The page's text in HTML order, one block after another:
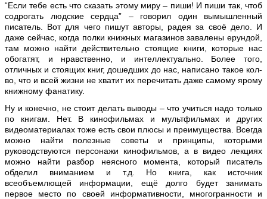
“Если тебе есть что сказать этому миру – пиши! И пиши так, чтоб
содрогать людские сердца” – говорил один вымышленный
писатель. Вот для чего пишут авторы, радея за своё дело. И
даже сейчас, когда полки книжных магазинов завалены ерундой,
там можно найти действительно стоящие книги, которые нас
обогатят, и нравственно, и интеллектуально. Более того,
отличных и стоящих книг, дошедших до нас, написано такое кол-
во, что и всей жизни не хватит их перечитать даже самому ярому
книжному фанатику.
Ну и конечно, не стоит делать выводы – что учиться надо только
по книгам. Нет. В кинофильмах и мультфильмах и других
видеоматериалах тоже есть свои плюсы и преимущества. Всегда
можно найти полезные советы и принципы, которыми
руководствуются персонажи кинофильмов, а в видео лекциях
можно найти разбор неясного момента, который писатель
обделил вниманием и т.д. Но книга, как источник
всеобъемлющей информации, ещё долго будет занимать
первое место по своей информативности, многогранности и